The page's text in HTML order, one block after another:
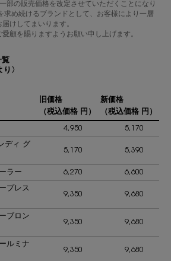
部の販売価格を改定させていただくことになり
求め続けるブランドとして、お客様により一層
けしてまいります。
顧を賜りますようお願い申し上げます。
覧
り〉
旧価格
（税込価格 円）
新価格
（税込価格 円）
4,950 5,170
ディ グ
5,170 5,390
ラー 6,270 6,600
プレス
9,350 9,680
ブロン
9,350 9,680
ルミナ
9,350 9,680